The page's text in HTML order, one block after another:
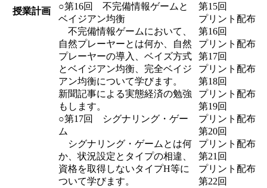
授業計画
○第16回 不完備情報ゲームと
ベイジアン均衡
不完備情報ゲームにおいて、
自然プレーヤーとは何か、自然
プレーヤーの導入、ベイズ方式
とベイジアン均衡、完全ベイジ
アン均衡について学びます。
新聞記事による実態経済の勉強
もします。
○第17回 シグナリング・ゲー
ム
シグナリング・ゲームとは何
か、状況設定とタイプの相違、
資格を取得しないタイプH等に
ついて学びます。
第15回
プリント配布
第16回
プリント配布
第17回
プリント配布
第18回
プリント配布
第19回
プリント配布
第20回
プリント配布
第21回
プリント配布
第22回